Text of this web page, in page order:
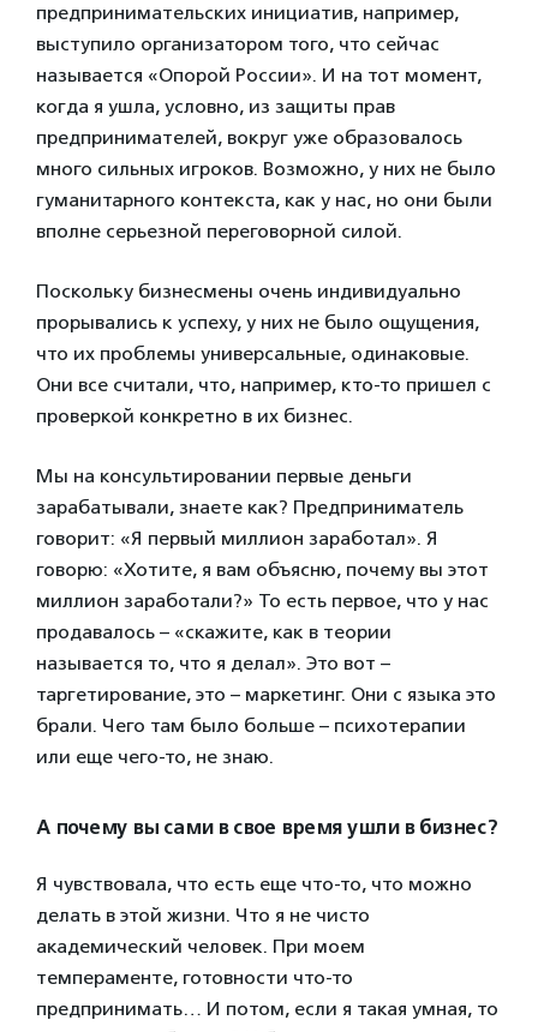
предпринимательских инициатив, например,
выступило организатором того, что сейчас
называется «Опорой России». И на тот момент,
когда я ушла, условно, из защиты прав
предпринимателей, вокруг уже образовалось
много сильных игроков. Возможно, у них не было
гуманитарного контекста, как у нас, но они были
вполне серьезной переговорной силой.
Поскольку бизнесмены очень индивидуально
прорывались к успеху, у них не было ощущения,
что их проблемы универсальные, одинаковые.
Они все считали, что, например, кто-то пришел с
проверкой конкретно в их бизнес.
Мы на консультировании первые деньги
зарабатывали, знаете как? Предприниматель
говорит: «Я первый миллион заработал». Я
говорю: «Хотите, я вам объясню, почему вы этот
миллион заработали?» То есть первое, что у нас
продавалось – «скажите, как в теории
называется то, что я делал». Это вот –
таргетирование, это – маркетинг. Они с языка это
брали. Чего там было больше – психотерапии
или еще чего-то, не знаю.
А почему вы сами в свое время ушли в бизнес?
Я чувствовала, что есть еще что-то, что можно
делать в этой жизни. Что я не чисто
академический человек. При моем
темпераменте, готовности что-то
предпринимать… И потом, если я такая умная, то